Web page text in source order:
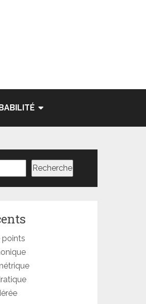
Recherche
points